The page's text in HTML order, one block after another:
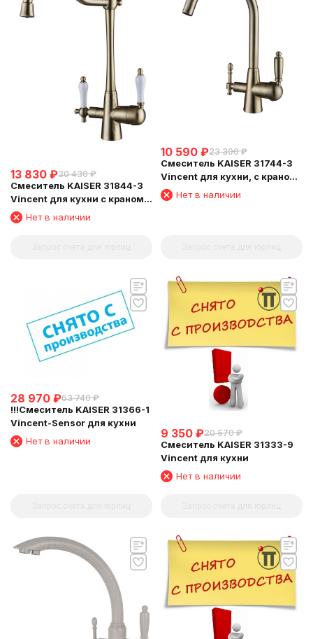
13 830 ₽30 430 ₽
Смеситель KAISER 31844-3
Vincent для кухни с краном
для питьевой воды
Нет в наличии
10 590 ₽23 300 ₽
Смеситель KAISER 31744-3
Vincent для кухни, с краном
для питьевой воды,
бронзовый
Нет в наличии
28 970 ₽63 740 ₽
!!!Смеситель KAISER 31366-1
Vincent-Sensor для кухни
Нет в наличии
9 350 ₽20 570 ₽
Смеситель KAISER 31333-9
Vincent для кухни
Нет в наличии